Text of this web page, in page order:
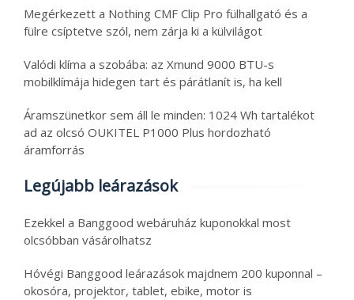
Megérkezett a Nothing CMF Clip Pro fülhallgató és a
fülre csíptetve szól, nem zárja ki a külvilágot
Valódi klíma a szobába: az Xmund 9000 BTU-s
mobilklímája hidegen tart és párátlanít is, ha kell
Áramszünetkor sem áll le minden: 1024 Wh tartalékot
ad az olcsó OUKITEL P1000 Plus hordozható
áramforrás
Legújabb leárazások
Ezekkel a Banggood webáruház kuponokkal most
olcsóbban vásárolhatsz
Hóvégi Banggood leárazások majdnem 200 kuponnal –
okosóra, projektor, tablet, ebike, motor is